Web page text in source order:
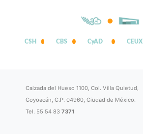
CSH CBS CyAD CEUX
Calzada del Hueso 1100, Col. Villa Quietud,
Coyoacán, C.P. 04960, Ciudad de México.
Tel. 55 54 837371